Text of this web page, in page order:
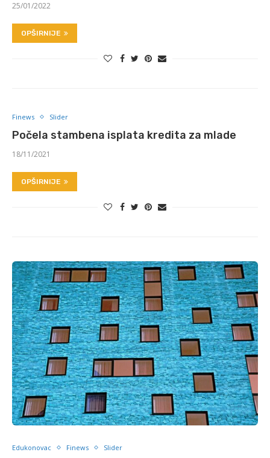
25/01/2022
OPŠIRNIJE
Finews Slider
Počela stambena isplata kredita za mlade
18/11/2021
OPŠIRNIJE
Edukonovac Finews Slider